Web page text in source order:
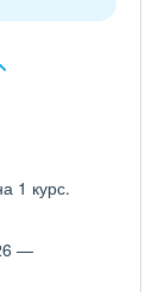
1 курс.
—